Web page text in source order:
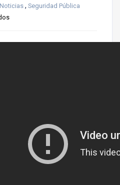
Noticias , Seguridad Pública